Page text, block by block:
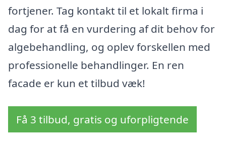
fortjener. Tag kontakt til et lokalt firma i
dag for at få en vurdering af dit behov for
algebehandling, og oplev forskellen med
professionelle behandlinger. En ren
facade er kun et tilbud væk!
Få 3 tilbud, gratis og uforpligtende